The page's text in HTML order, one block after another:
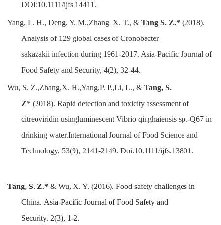
DOI:10.1111/ijfs.14411 .
Yang, L. H., Deng, Y. M.,Zhang, X. T., & Tang S. Z.* (2018).
Analysis of 129 global cases ofCronobacter
sakazakii infection during 1961-2017. Asia-Pacific Journal of
Food Safety and Security, 4(2), 32-44.
Wu, S. Z.,Zhang,X. H.,Yang,P. P.,Li, L., & Tang, S.
Z* (2018). Rapid detection and toxicity assessment of
citreoviridin usingluminescent Vibrio qinghaiensis sp.-Q67 in
drinking water.International Journal of Food Science and
Technology, 53(9), 2141-2149. Doi:10.1111/ijfs.13801.
Tang, S. Z.* & Wu, X. Y. (2016). Food safety challenges in
China. Asia-Pacific Journal of Food Safety and
Security. 2(3), 1-2.